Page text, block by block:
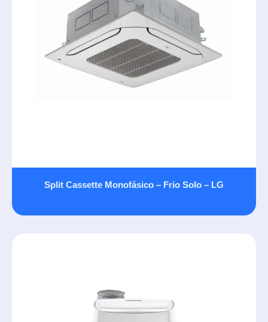
Split Cassette Monofásico – Frio Solo – LG